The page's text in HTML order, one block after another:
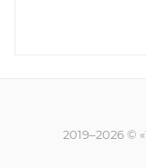
2019–2026 ©